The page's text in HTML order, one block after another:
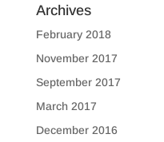
Archives
February 2018
November 2017
September 2017
March 2017
December 2016